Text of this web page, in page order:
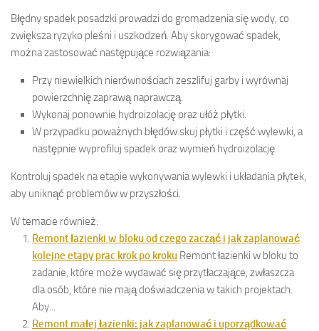
Błędny spadek posadzki prowadzi do gromadzenia się wody, co
zwiększa ryzyko pleśni i uszkodzeń. Aby skorygować spadek,
można zastosować następujące rozwiązania:
Przy niewielkich nierównościach zeszlifuj garby i wyrównaj
powierzchnię zaprawą naprawczą.
Wykonaj ponownie hydroizolację oraz ułóż płytki.
W przypadku poważnych błędów skuj płytki i część wylewki, a
następnie wyprofiluj spadek oraz wymień hydroizolację.
Kontroluj spadek na etapie wykonywania wylewki i układania płytek,
aby uniknąć problemów w przyszłości.
W temacie również:
Remont łazienki w bloku od czego zacząć i jak zaplanować
kolejne etapy prac krok po kroku Remont łazienki w bloku to
zadanie, które może wydawać się przytłaczające, zwłaszcza
dla osób, które nie mają doświadczenia w takich projektach.
Aby...
Remont małej łazienki: jak zaplanować i uporządkować